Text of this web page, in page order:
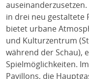
in drei neu gestaltete
bietet urbane
und Kulturzentrum
während der Schau),
Spielmöglichkeiten.
Pavillons, die